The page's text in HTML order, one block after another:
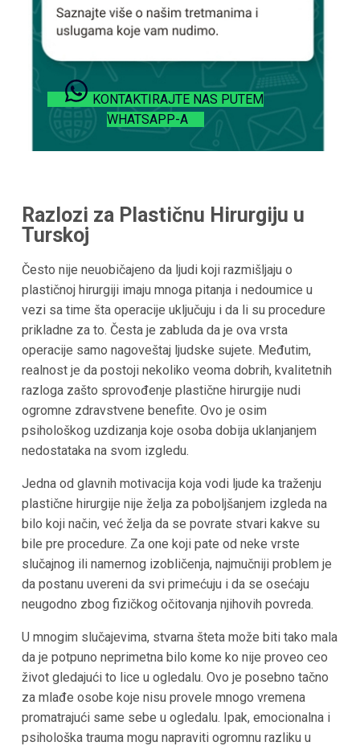
KONTAKTIRAJTE NAS PUTEM
WHATSAPP-A
Razlozi za Plastičnu Hirurgiju u
Turskoj
Često nije neuobičajeno da ljudi koji razmišljaju o
plastičnoj hirurgiji imaju mnoga pitanja i nedoumice u
vezi sa time šta operacije uključuju i da li su procedure
prikladne za to. Česta je zabluda da je ova vrsta
operacije samo nagoveštaj ljudske sujete. Međutim,
realnost je da postoji nekoliko veoma dobrih, kvalitetnih
razloga zašto sprovođenje plastične hirurgije nudi
ogromne zdravstvene benefite. Ovo je osim
psihološkog uzdizanja koje osoba dobija uklanjanjem
nedostataka na svom izgledu.
Jedna od glavnih motivacija koja vodi ljude ka traženju
plastične hirurgije nije želja za poboljšanjem izgleda na
bilo koji način, već želja da se povrate stvari kakve su
bile pre procedure. Za one koji pate od neke vrste
slučajnog ili namernog izobličenja, najmučniji problem je
da postanu uvereni da svi primećuju i da se osećaju
neugodno zbog fizičkog očitovanja njihovih povreda.
U mnogim slučajevima, stvarna šteta može biti tako mala
da je potpuno neprimetna bilo kome ko nije proveo ceo
život gledajući to lice u ogledalu. Ovo je posebno tačno
za mlađe osobe koje nisu provele mnogo vremena
promatrajući same sebe u ogledalu. Ipak, emocionalna i
psihološka trauma mogu napraviti ogromnu razliku u